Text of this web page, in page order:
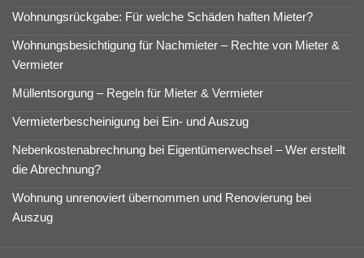
Wohnungsrückgabe: Für welche Schäden haften Mieter?
Wohnungsbesichtigung für Nachmieter – Rechte von Mieter &
Vermieter
Müllentsorgung – Regeln für Mieter & Vermieter
Vermieterbescheinigung bei Ein- und Auszug
Nebenkostenabrechnung bei Eigentümerwechsel – Wer erstellt
die Abrechnung?
Wohnung unrenoviert übernommen und Renovierung bei
Auszug